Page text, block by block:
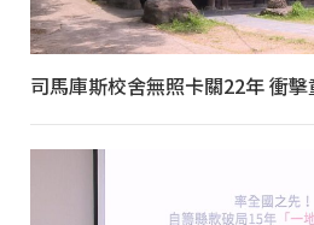
司馬庫斯校舍無照卡關22年 衝